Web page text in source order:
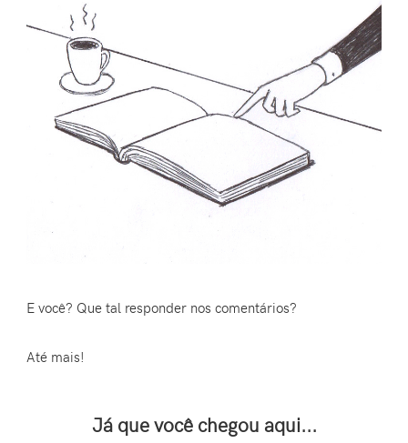
E você? Que tal responder nos comentários?
Até mais!
Já que você chegou aqui...